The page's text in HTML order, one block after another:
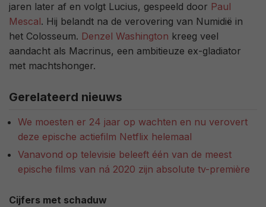
jaren later af en volgt Lucius, gespeeld door Paul
Mescal. Hij belandt na de verovering van Numidië in
het Colosseum. Denzel Washington kreeg veel
aandacht als Macrinus, een ambitieuze ex-gladiator
met machtshonger.
Gerelateerd nieuws
We moesten er 24 jaar op wachten en nu verovert
deze epische actiefilm Netflix helemaal
Vanavond op televisie beleeft één van de meest
epische films van ná 2020 zijn absolute tv-première
Cijfers met schaduw